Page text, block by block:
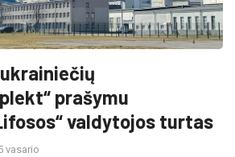
prašymu
valdytojos turtas
vasario